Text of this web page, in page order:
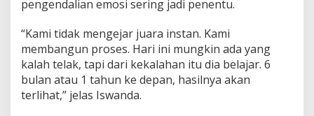
pengendalian emosi sering jadi penentu.
“Kami tidak mengejar juara instan. Kami
membangun proses. Hari ini mungkin ada yang
kalah telak, tapi dari kekalahan itu dia belajar. 6
bulan atau 1 tahun ke depan, hasilnya akan
terlihat,” jelas Iswanda.